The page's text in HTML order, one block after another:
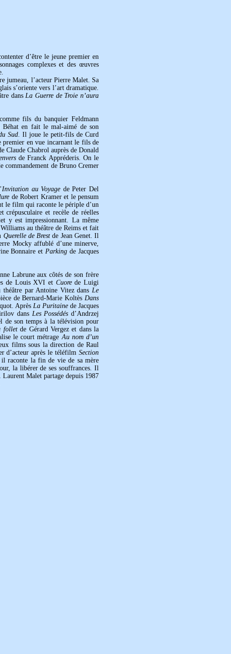
d’être le jeune premier en
complexes et des œuvres
jumeau, l’acteur Pierre Malet. Sa
s’oriente vers l’art dramatique.
dansLa Guerre de Troie n’aura
fils du banquier Feldmann
en fait le mal-aimé de son
Sud. Il joue le petit-fils de Curd
en vue incarnant le fils de
Claude Chabrol auprès de Donald
de Franck Appréderis. On le
commandement de Bruno Cremer
Invitation au Voyage de Peter Del
de Robert Kramer et le pensum
le film qui raconte le périple d’un
crépusculaire et recèle de réelles
y est impressionnant. La même
au théâtre de Reims et fait
Querelle de Brest de Jean Genet. Il
Mocky affublé d’une minerve,
Bonnaire etParking de Jacques
Labrune aux côtés de son frère
de Louis XVI et Cuorede Luigi
par Antoine Vitez dans Le
de Bernard-Marie KoltèsDans
Après La Puritainede Jacques
dans Les Possédés d’Andrzej
de son temps à la télévision pour
folletde Gérard Vergez et dans la
le court métrageAu nom d’un
films sous la direction de Raul
d’acteur après le téléfilmSection
raconte la fin de vie de sa mère
la libérer de ses souffrances. Il
Malet partage depuis 1987